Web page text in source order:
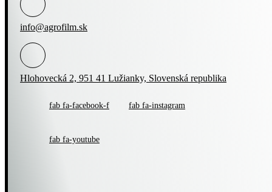
info@agrofilm.sk
Hlohovecká 2, 951 41 Lužianky, Slovenská republika
fab fa-facebook-f fab fa-instagram
fab fa-youtube